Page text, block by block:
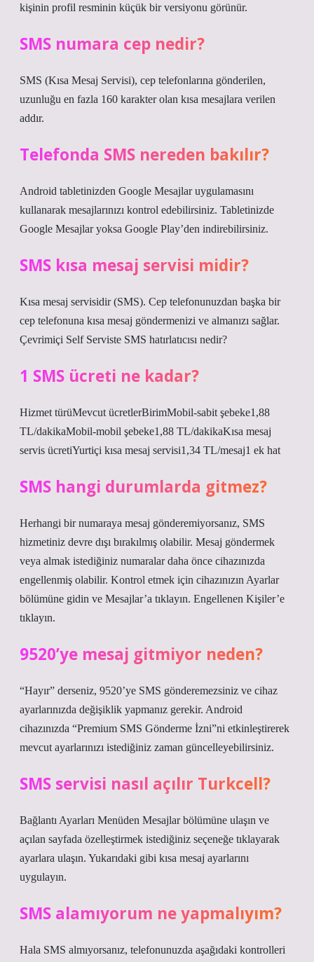
kişinin profil resminin küçük bir versiyonu görünür.
SMS numara cep nedir?
SMS (Kısa Mesaj Servisi), cep telefonlarına gönderilen,
uzunluğu en fazla 160 karakter olan kısa mesajlara verilen
addır.
Telefonda SMS nereden bakılır?
Android tabletinizden Google Mesajlar uygulamasını
kullanarak mesajlarınızı kontrol edebilirsiniz. Tabletinizde
Google Mesajlar yoksa Google Play’den indirebilirsiniz.
SMS kısa mesaj servisi midir?
Kısa mesaj servisidir (SMS). Cep telefonunuzdan başka bir
cep telefonuna kısa mesaj göndermenizi ve almanızı sağlar.
Çevrimiçi Self Serviste SMS hatırlatıcısı nedir?
1 SMS ücreti ne kadar?
Hizmet türüMevcut ücretlerBirimMobil-sabit şebeke1,88
TL/dakikaMobil-mobil şebeke1,88 TL/dakikaKısa mesaj
servis ücretiYurtiçi kısa mesaj servisi1,34 ​​TL/mesaj1 ek hat
SMS hangi durumlarda gitmez?
Herhangi bir numaraya mesaj gönderemiyorsanız, SMS
hizmetiniz devre dışı bırakılmış olabilir. Mesaj göndermek
veya almak istediğiniz numaralar daha önce cihazınızda
engellenmiş olabilir. Kontrol etmek için cihazınızın Ayarlar
bölümüne gidin ve Mesajlar’a tıklayın. Engellenen Kişiler’e
tıklayın.
9520’ye mesaj gitmiyor neden?
“Hayır” derseniz, 9520’ye SMS gönderemezsiniz ve cihaz
ayarlarınızda değişiklik yapmanız gerekir. Android
cihazınızda “Premium SMS Gönderme İzni”ni etkinleştirerek
mevcut ayarlarınızı istediğiniz zaman güncelleyebilirsiniz.
SMS servisi nasıl açılır Turkcell?
Bağlantı Ayarları Menüden Mesajlar bölümüne ulaşın ve
açılan sayfada özelleştirmek istediğiniz seçeneğe tıklayarak
ayarlara ulaşın. Yukarıdaki gibi kısa mesaj ayarlarını
uygulayın.
SMS alamıyorum ne yapmalıyım?
Hala SMS almıyorsanız, telefonunuzda aşağıdaki kontrolleri